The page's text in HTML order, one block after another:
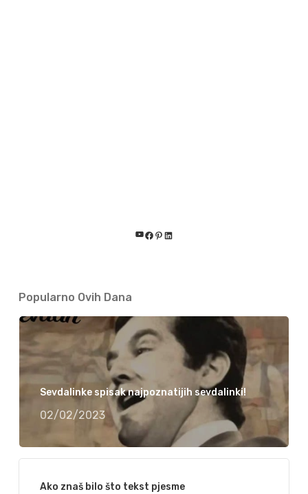
YouTube
Facebook
Pinterest
LinkedIn
Popularno Ovih Dana
Sevdalinke spisak najpoznatijih sevdalinki!
02/02/2023
Ako znaš bilo što tekst pjesme